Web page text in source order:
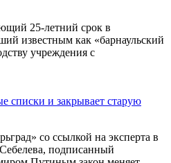
25-летний срок в
известным как «барнаульский
учреждения с
списки и закрывает старую
со ссылкой на эксперта в
подписанный